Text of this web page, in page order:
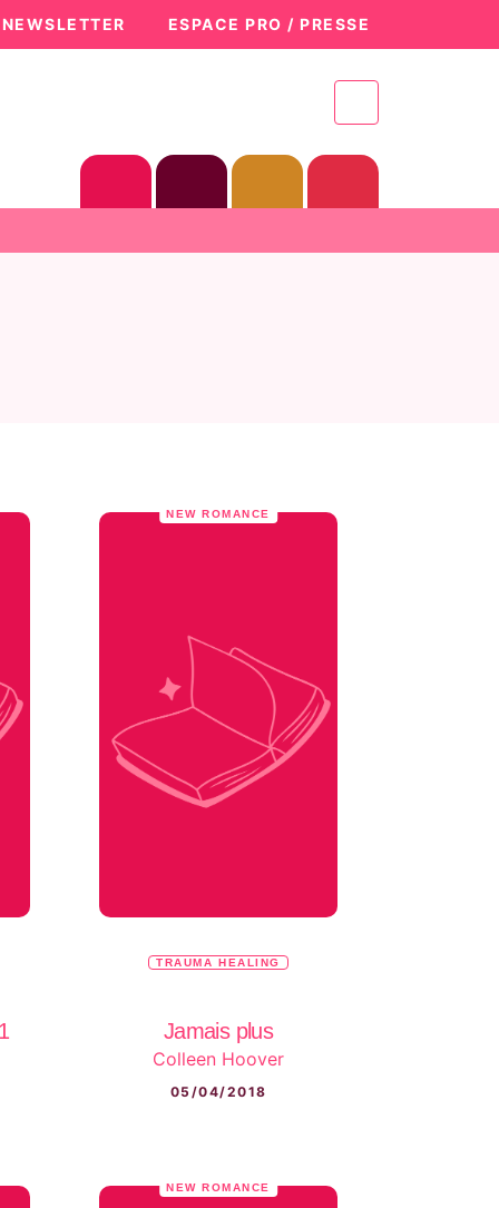
ESPACE PRO / PRESSE
NEW ROMANCE
TRAUMA HEALING
Jamais plus
Colleen Hoover
05/04/2018
NEW ROMANCE